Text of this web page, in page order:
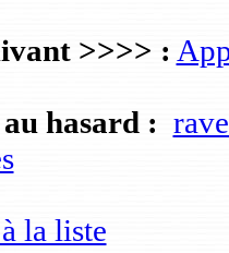
>>>> :
hasard :
la liste